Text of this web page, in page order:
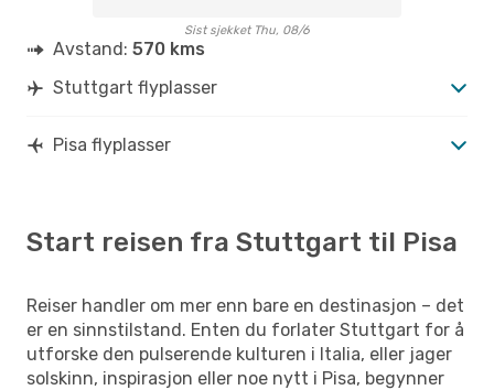
Sist sjekket Thu, 08/6
Avstand: 570 kms
Stuttgart flyplasser
Pisa flyplasser
Start reisen fra Stuttgart til Pisa
Reiser handler om mer enn bare en destinasjon – det
er en sinnstilstand. Enten du forlater Stuttgart for å
utforske den pulserende kulturen i Italia, eller jager
solskinn, inspirasjon eller noe nytt i Pisa, begynner